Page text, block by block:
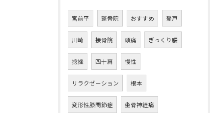
宮前平 整骨院 おすすめ 登戸
川崎 接骨院 頭痛 ぎっくり腰
捻挫 四十肩 慢性
リラクゼーション 根本
変形性膝関節症 坐骨神経痛